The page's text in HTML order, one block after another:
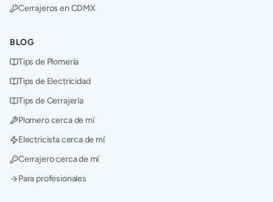
Cerrajeros en CDMX
BLOG
Tips de Plomería
Tips de Electricidad
Tips de Cerrajería
Plomero cerca de mí
Electricista cerca de mí
Cerrajero cerca de mí
Para profesionales